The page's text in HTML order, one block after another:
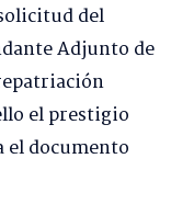
del
Adjunto de
el prestigio
documento